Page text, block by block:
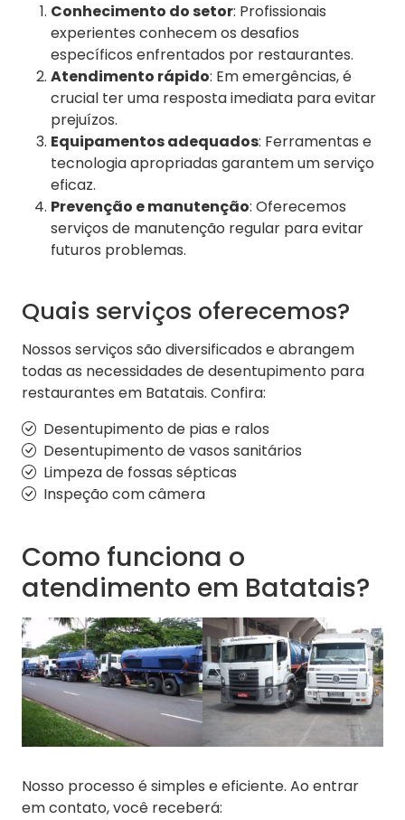
Conhecimento do setor: Profissionais
experientes conhecem os desafios
específicos enfrentados por restaurantes.
Atendimento rápido: Em emergências, é
crucial ter uma resposta imediata para evitar
prejuízos.
Equipamentos adequados: Ferramentas e
tecnologia apropriadas garantem um serviço
eficaz.
Prevenção e manutenção: Oferecemos
serviços de manutenção regular para evitar
futuros problemas.
Quais serviços oferecemos?
Nossos serviços são diversificados e abrangem
todas as necessidades de desentupimento para
restaurantes em Batatais. Confira:
Desentupimento de pias e ralos
Desentupimento de vasos sanitários
Limpeza de fossas sépticas
Inspeção com câmera
Como funciona o
atendimento em Batatais?
Nosso processo é simples e eficiente. Ao entrar
em contato, você receberá: